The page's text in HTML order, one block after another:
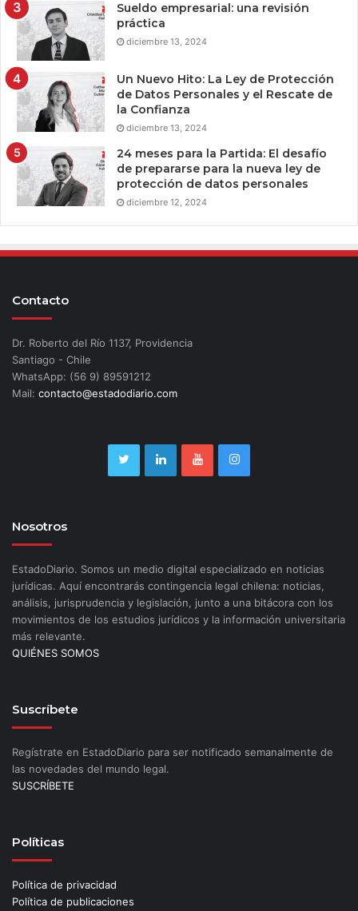
Sueldo empresarial: una revisión
práctica
diciembre 13, 2024
Un Nuevo Hito: La Ley de Protección
de Datos Personales y el Rescate de
la Confianza
diciembre 13, 2024
24 meses para la Partida: El desafío
de prepararse para la nueva ley de
protección de datos personales
diciembre 12, 2024
Contacto
Dr. Roberto del Río 1137, Providencia
Santiago - Chile
WhatsApp: (56 9) 89591212
Mail: contacto@estadodiario.com
Nosotros
EstadoDiario. Somos un medio digital especializado en noticias
jurídicas. Aquí encontrarás contingencia legal chilena: noticias,
análisis, jurisprudencia y legislación, junto a una bitácora con los
movimientos de los estudios jurídicos y la información universitaria
más relevante.
QUIÉNES SOMOS
Suscríbete
Regístrate en EstadoDiario para ser notificado semanalmente de
las novedades del mundo legal.
SUSCRÍBETE
Políticas
Política de privacidad
Política de publicaciones